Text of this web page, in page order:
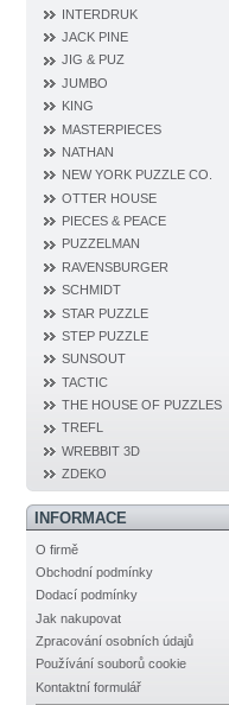
INTERDRUK
JACK PINE
JIG & PUZ
JUMBO
KING
MASTERPIECES
NATHAN
NEW YORK PUZZLE CO.
OTTER HOUSE
PIECES & PEACE
PUZZELMAN
RAVENSBURGER
SCHMIDT
STAR PUZZLE
STEP PUZZLE
SUNSOUT
TACTIC
THE HOUSE OF PUZZLES
TREFL
WREBBIT 3D
ZDEKO
INFORMACE
O firmě
Obchodní podmínky
Dodací podmínky
Jak nakupovat
Zpracování osobních údajů
Používání souborů cookie
Kontaktní formulář